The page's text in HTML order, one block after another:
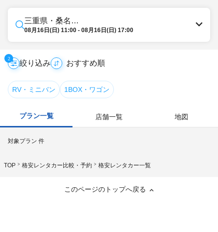
三重県・桑名・長島・四日市・湯の山・鈴鹿
08月16日(日) 11:00 - 08月16日(日) 17:00
2
絞り込み
RV・ミニバン 1BOX・ワゴン
プラン一覧 店舗一覧 地図
対象プラン 件
TOP 格安レンタカー比較・予約 格安レンタカー一覧
このページのトップへ戻る